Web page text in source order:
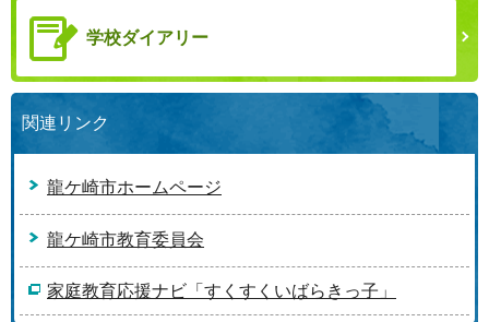
学校ダイアリー
関連リンク
龍ケ崎市ホームページ
龍ケ崎市教育委員会
家庭教育応援ナビ「すくすくいばらきっ子」